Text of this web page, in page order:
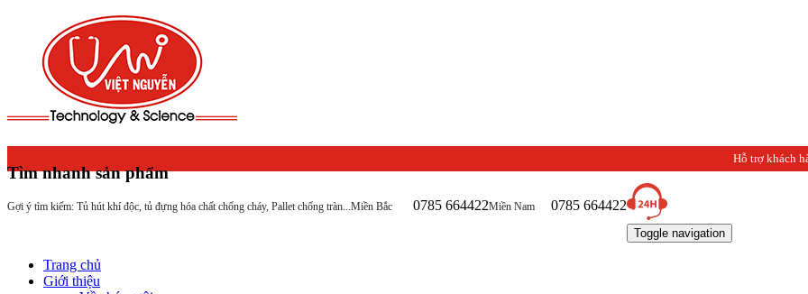
Tìm nhanh sản phẩm
Gợi ý tìm kiếm: Tủ hút khí độc, tủ đựng hóa chất chống cháy, Pallet chống tràn...
Hỗ trợ khách
Miền Bắc 0785 664422Miền Nam 0785 664422
Toggle navigation
Trang chủ
Giới thiệu